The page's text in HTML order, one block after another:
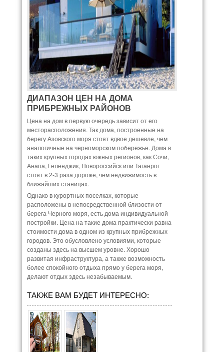
ДИАПАЗОН ЦЕН НА ДОМА
ПРИБРЕЖНЫХ РАЙОНОВ
Цена на дом в первую очередь зависит от его
месторасположения. Так дома, построенные на
берегу Азовского моря стоят вдвое дешевле, чем
аналогичные на черноморском побережье. Дома в
таких крупных городах южных регионов, как Сочи,
Анапа, Геленджик, Новороссийск или Таганрог
стоят в 2-3 раза дороже, чем недвижимость в
ближайших станицах.
Однако в курортных поселках, которые
расположены в непосредственной близости от
берега Черного моря, есть дома индивидуальной
постройки. Цена на такие дома практически равна
стоимости дома в одном из крупных прибрежных
городов. Это обусловлено условиями, которые
созданы здесь на высшем уровне. Хорошо
развитая инфраструктура, а также возможность
более спокойного отдыха прямо у берега моря,
делают отдых здесь незабываемым.
ТАКЖЕ ВАМ БУДЕТ ИНТЕРЕСНО: